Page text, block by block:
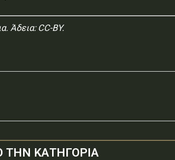
. Άδεια: CC-BY.
ΤΗΝ ΚΑΤΗΓΟΡΙΑ